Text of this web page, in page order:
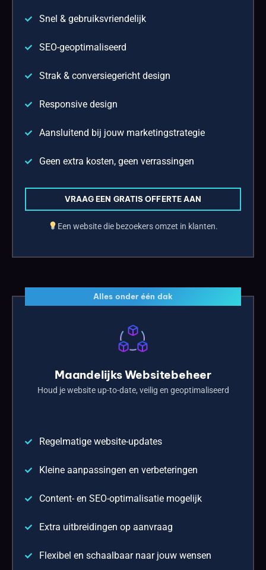
Snel & gebruiksvriendelijk
SEO-geoptimaliseerd
Strak & conversiegericht design
Responsive design
Aansluitend bij jouw marketingstrategie
Geen extra kosten, geen verrassingen
VRAAG EEN GRATIS OFFERTE AAN
Een website die bezoekers omzet in klanten.
Alles onder één dak
Maandelijks Websitebeheer
Houd je website up-to-date, veilig en geoptimaliseerd
Regelmatige website-updates
Kleine aanpassingen en verbeteringen
Content- en SEO-optimalisatie mogelijk
Extra uitbreidingen op aanvraag
Flexibel en schaalbaar naar jouw wensen